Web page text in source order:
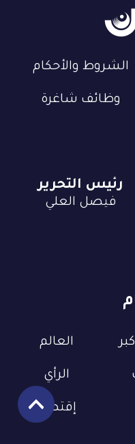
الشروط والأحكام
وظائف شاغرة
العالم
الرأي
إقتصاد
رئيس التحرير
فيصل العلي